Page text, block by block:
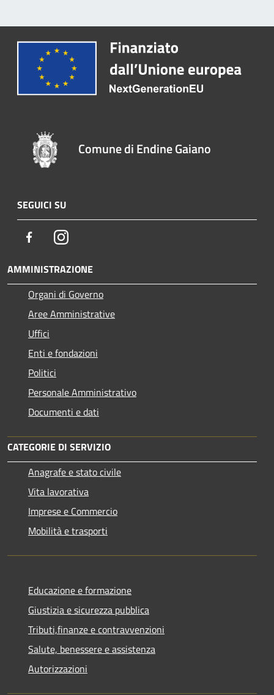
Comune di Endine Gaiano
SEGUICI SU
FacebookInstagram
AMMINISTRAZIONE
Organi di Governo
Aree Amministrative
Uffici
Enti e fondazioni
Politici
Personale Amministrativo
Documenti e dati
CATEGORIE DI SERVIZIO
Anagrafe e stato civile
Vita lavorativa
Imprese e Commercio
Mobilità e trasporti
Educazione e formazione
Giustizia e sicurezza pubblica
Tributi,finanze e contravvenzioni
Salute, benessere e assistenza
Autorizzazioni